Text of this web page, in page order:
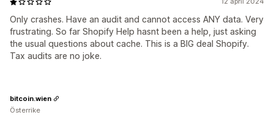
Only crashes. Have an audit and cannot access ANY data. Very
frustrating. So far Shopify Help hasnt been a help, just asking
the usual questions about cache. This is a BIG deal Shopify.
Tax audits are no joke.
bitcoin.wien
Österrike